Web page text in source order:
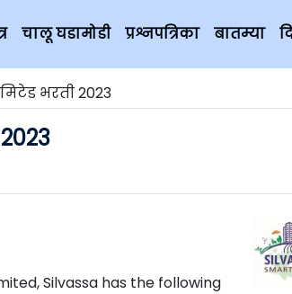
चालू घडामोडी प्रश्नपत्रिका बातम्या
भरती 2023
Silvassa has the following